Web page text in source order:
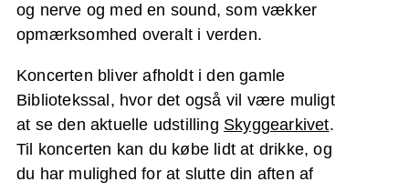
og nerve og med en sound, som vækker
opmærksomhed overalt i verden.
Koncerten bliver afholdt i den gamle
Bibliotekssal, hvor det også vil være muligt
at se den aktuelle udstilling Skyggearkivet.
Til koncerten kan du købe lidt at drikke, og
du har mulighed for at slutte din aften af